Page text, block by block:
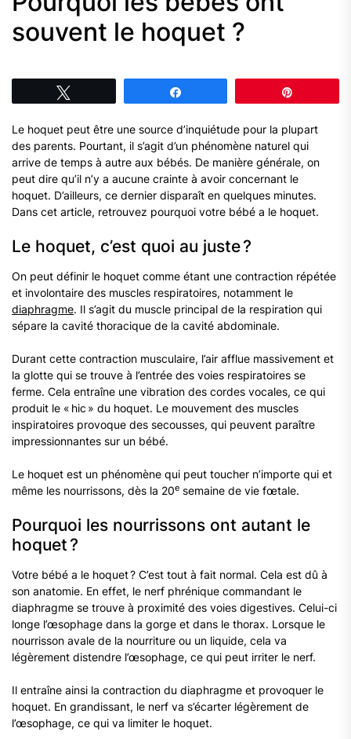
souvent le hoquet ?
Le hoquet peut être une source d’inquiétude pour la plupart
des parents. Pourtant, il s’agit d’un phénomène naturel qui
arrive de temps à autre aux bébés. De manière générale, on
peut dire qu’il n’y a aucune crainte à avoir concernant le
hoquet. D’ailleurs, ce dernier disparaît en quelques minutes.
Dans cet article, retrouvez pourquoi votre bébé a le hoquet.
Le hoquet, c’est quoi au juste ?
On peut définir le hoquet comme étant une contraction répétée
et involontaire des muscles respiratoires, notamment le
diaphragme. Il s’agit du muscle principal de la respiration qui
sépare la cavité thoracique de la cavité abdominale.
Durant cette contraction musculaire, l’air afflue massivement et
la glotte qui se trouve à l’entrée des voies respiratoires se
ferme. Cela entraîne une vibration des cordes vocales, ce qui
produit le « hic » du hoquet. Le mouvement des muscles
inspiratoires provoque des secousses, qui peuvent paraître
impressionnantes sur un bébé.
Le hoquet est un phénomène qui peut toucher n’importe qui et
même les nourrissons, dès la 20e semaine de vie fœtale.
Pourquoi les nourrissons ont autant le
hoquet ?
Votre bébé a le hoquet ? C’est tout à fait normal. Cela est dû à
son anatomie. En effet, le nerf phrénique commandant le
diaphragme se trouve à proximité des voies digestives. Celui-ci
longe l’œsophage dans la gorge et dans le thorax. Lorsque le
nourrisson avale de la nourriture ou un liquide, cela va
légèrement distendre l’œsophage, ce qui peut irriter le nerf.
Il entraîne ainsi la contraction du diaphragme et provoquer le
hoquet. En grandissant, le nerf va s’écarter légèrement de
l’œsophage, ce qui va limiter le hoquet.